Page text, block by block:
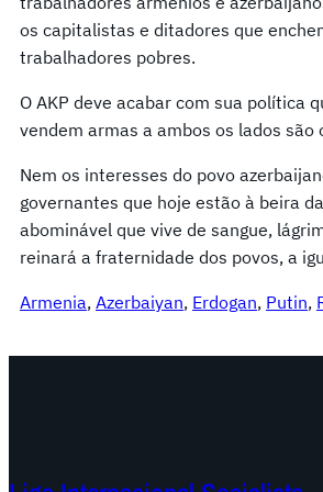
os capitalistas e ditadores que
trabalhadores pobres.
O AKP deve acabar com sua política
vendem armas a ambos os lados
Nem os interesses do povo
governantes que hoje estão à beira
abominável que vive de sangue,
reinará a fraternidade dos povos, a
Armenia, Azerbaiyan, Erdogan, Putin,